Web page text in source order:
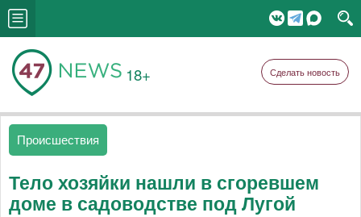
18+ Сделать новость
Происшествия
Тело хозяйки нашли в сгоревшем
доме в садоводстве под Лугой